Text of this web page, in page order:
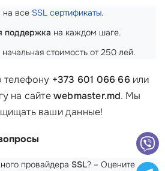
на все SSL сертификаты.
поддержка на каждом шаге.
стоимость от 250 лей.
телефону +373 601 066 66или
на сайтеwebmaster.md. Мы
ваши данные!
провайдера SSL? – Оцените